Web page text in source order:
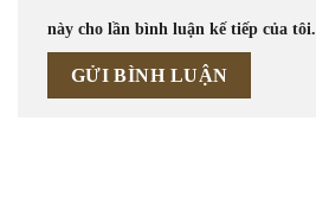
này cho lần bình luận kế tiếp của tôi.